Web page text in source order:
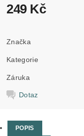
249 Kč
Značka
Kategorie
Záruka
Dotaz
POPIS